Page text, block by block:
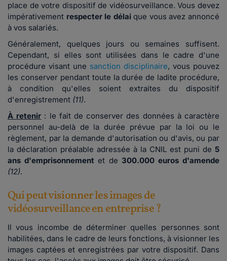
place de votre dispositif de vidéosurveillance. Vous devez
impérativement respecter le délai que vous avez annoncé
à vos salariés.
Généralement, quelques jours ou semaines suffisent.
Cependant, si elles sont utilisées dans le cadre d'une
procédure visant une sanction disciplinaire, vous pouvez
les conserver pendant toute la durée de ladite procédure,
à condition qu'elles soient extraites du dispositif
d'enregistrement (11).
À retenir : le fait de conserver des données à caractère
personnel au-delà de la durée prévue par la loi ou le
règlement, par la demande d'autorisation ou d'avis, ou par
la déclaration préalable adressée à la CNIL est puni de 5
ans d'emprisonnement et de 300.000 euros d'amende
(12).
Qui peut visionner les images de
vidéosurveillance en entreprise ?
Il vous incombe de déterminer quelles personnes sont
habilitées, dans le cadre de leurs fonctions, à visionner les
images captées et enregistrées par votre dispositif. Dans